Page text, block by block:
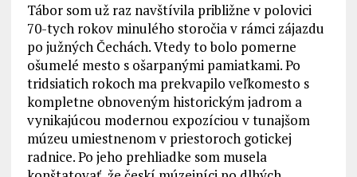
Tábor som už raz navštívila približne v polovici
70-tych rokov minulého storočia v rámci zájazdu
po južných Čechách. Vtedy to bolo pomerne
ošumelé mesto s ošarpanými pamiatkami. Po
tridsiatich rokoch ma prekvapilo veľkomesto s
kompletne obnoveným historickým jadrom a
vynikajúcou modernou expozíciou v tunajšom
múzeu umiestnenom v priestoroch gotickej
radnice. Po jeho prehliadke som musela